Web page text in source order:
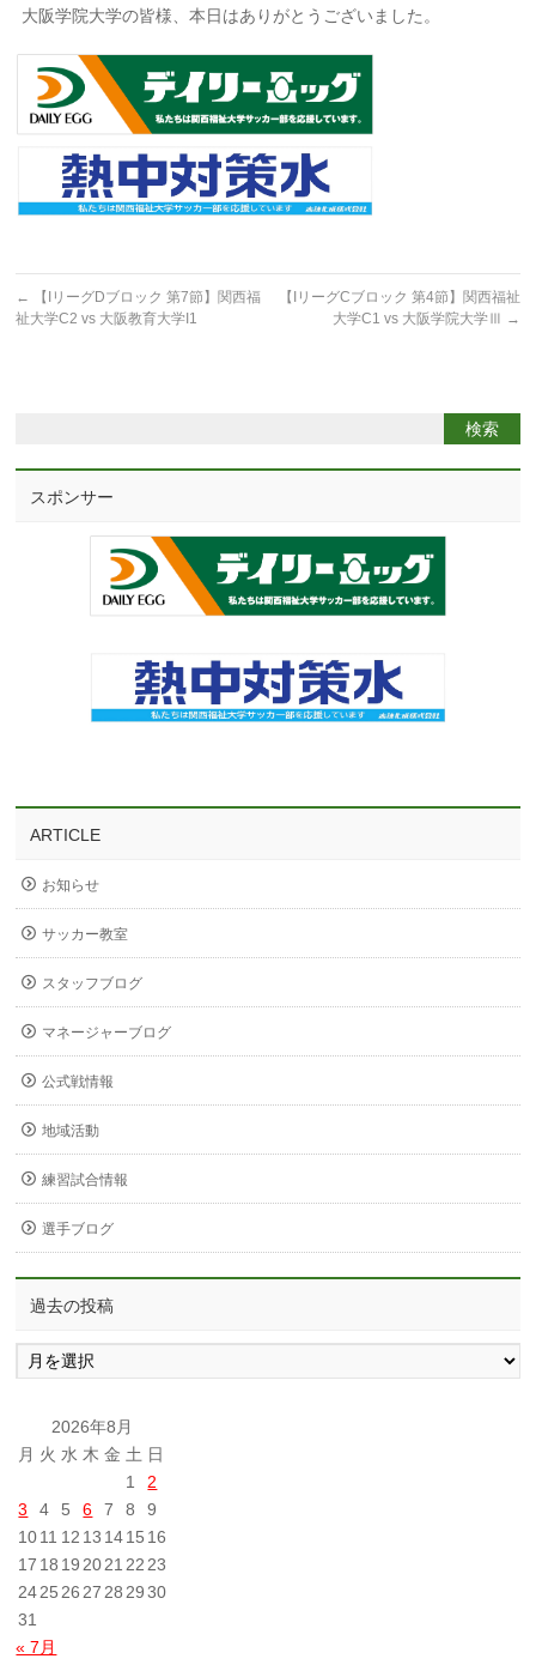
大阪学院大学の皆様、本日はありがとうございました。
←
【IリーグDブロック 第7節】関西福
祉大学C2 vs 大阪教育大学I1
【IリーグCブロック 第4節】関西福祉
大学C1 vs 大阪学院大学Ⅲ →
スポンサー
ARTICLE
お知らせ
サッカー教室
スタッフブログ
マネージャーブログ
公式戦情報
地域活動
練習試合情報
選手ブログ
過去の投稿
過
去
2026年8月
月 火 水 木 金 土 日
1
2
3
4 5 6 7 8
9
1011 12 13 1415 16
17 18 19 2021 22 23
2425 26 27 28 29 30
31
« 7月